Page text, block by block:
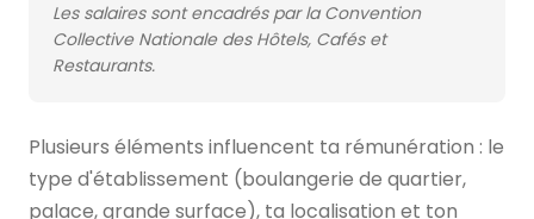
Les salaires sont encadrés par la Convention
Collective Nationale des Hôtels, Cafés et
Restaurants.
Plusieurs éléments influencent ta rémunération : le
type d'établissement (boulangerie de quartier,
palace, grande surface), ta localisation et ton